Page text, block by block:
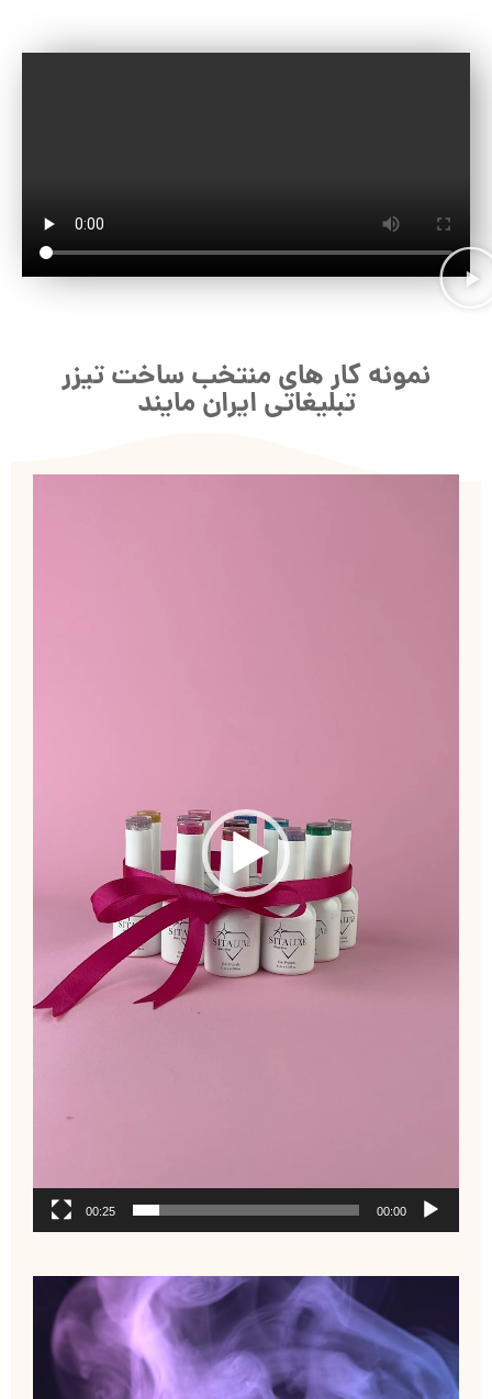
نمونه کار های منتخب ساخت تیزر
تبلیغاتی ایران مایند
00:00
00:25